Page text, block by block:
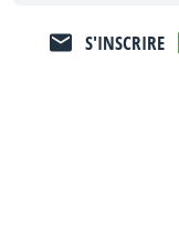
S'INSCRIRE